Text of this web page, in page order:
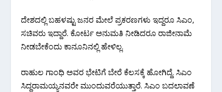
ದೇಶದಲ್ಲಿ ಬಹಳಷ್ಟು ಜನರ ಮೇಲೆ ಪ್ರಕರಣಗಳು ಇದ್ದರೂ ಸಿಎಂ,
ಸಚಿವರು ಇದ್ದಾರೆ. ಕೋರ್ಟ ಅನುಮತಿ ನೀಡಿದರೂ ರಾಜೀನಾಮೆ
ನೀಡಬೇಕೆಂದು ಕಾನೂನಿನಲ್ಲಿ ಹೇಳಿಲ್ಲ.
ರಾಹುಲ ಗಾಂಧಿ ಅವರ ಭೇಟಿಗೆ ಬೇರೆ ಕೆಲಸಕ್ಕೆ ಹೋಗಿದ್ದೆ. ಸಿಎಂ
ಸಿದ್ದರಾಮಯ್ಯನವರೇ ಮುಂದುವರೆಯುತ್ತಾರೆ. ಸಿಎಂ ಬದಲಾವಣೆ